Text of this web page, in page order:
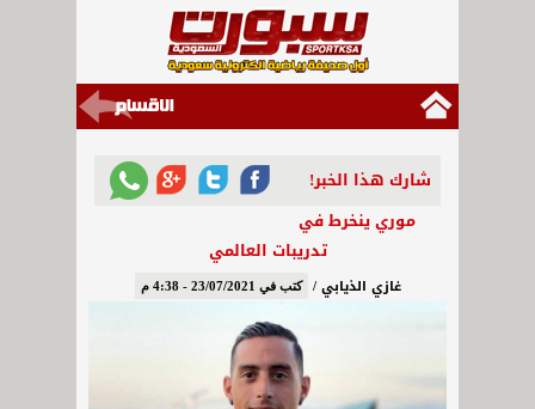
شارك هذا الخبر!
موري ينخرط في
تدريبات العالمي
غازي الذيابي / كتب في 23/07/2021 - 4:38 م